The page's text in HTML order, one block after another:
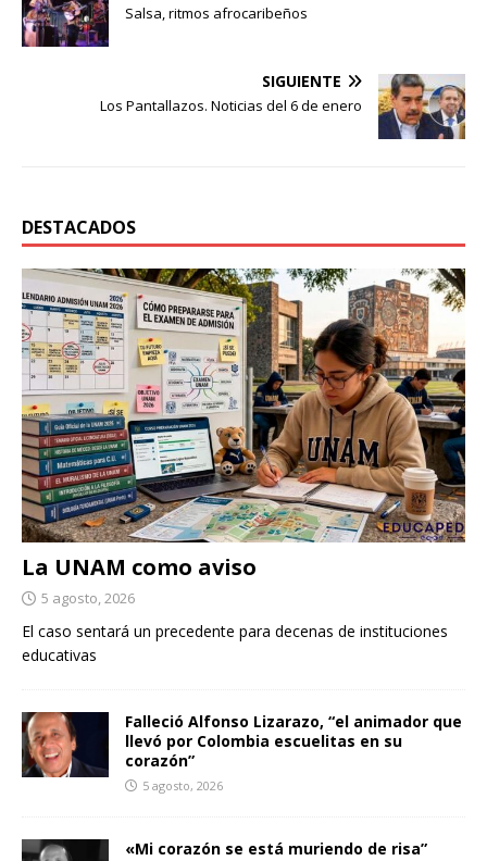
Salsa, ritmos afrocaribeños
SIGUIENTE
Los Pantallazos. Noticias del 6 de enero
DESTACADOS
La UNAM como aviso
5 agosto, 2026
El caso sentará un precedente para decenas de instituciones
educativas
Falleció Alfonso Lizarazo, “el animador que
llevó por Colombia escuelitas en su
corazón”
5 agosto, 2026
«Mi corazón se está muriendo de risa”